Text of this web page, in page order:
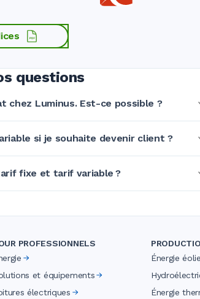
questions
chez Luminus. Est-ce possible ?
si je souhaite devenir client ?
fixe et tarif variable ?
PROFESSIONNELS
et équipements
électriques
Énergie
Énergie